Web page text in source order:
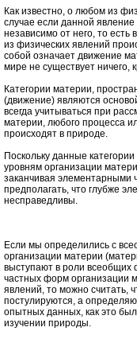
Как известно, о любом из
случае если данной
независимо от него, то
из физических явлений
собой означает движение
мире не существует ничего,
Категории материи,
(движение) являются
всегда учитываться при
материи, любого процесса
происходят в природе.
Поскольку данные
уровням организации
заканчивая элементарными
предполагать, что глубже
несправедливы.
Если мы определились с
организации материи
выступают в роли всеобщих
частных форм организации
явлений, то можно считать,
постулируются, а
опытных данных, как это
изучении природы.